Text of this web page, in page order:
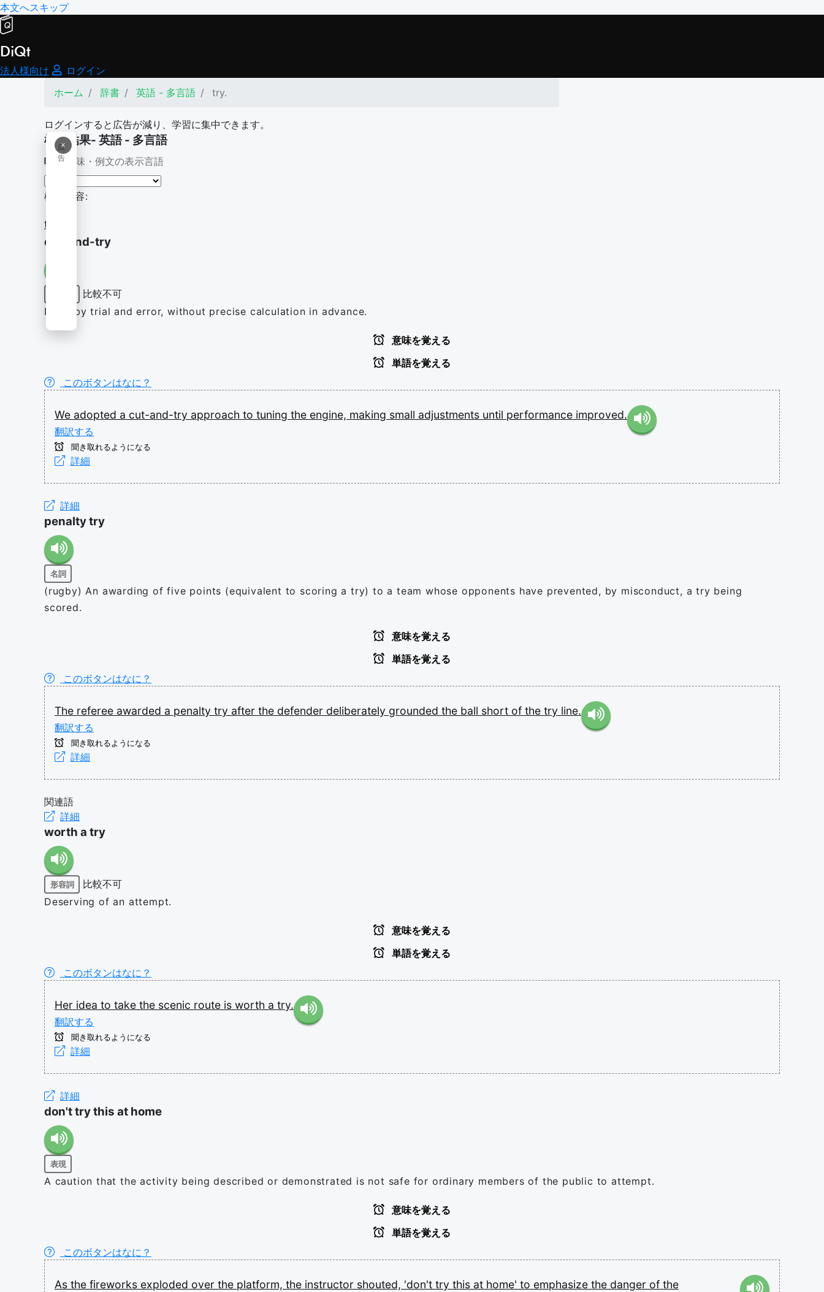
本文へスキップ
DiQt
法人様向け
ログイン
ホーム
辞書 英語 - 多言語 try.
ログインすると広告が減り、学習に集中できます。
×
広
告
検索結果- 英語 - 多言語
意味・例文の表示言語
検索内容:
try.
cut-and-try
比較不可
Done by trial and error, without precise calculation in advance.
意味を覚える
単語を覚える
このボタンはなに？
We adopted a cut-and-try approach to tuning the engine, making small adjustments until performance improved.
翻訳する
聞き取れるようになる
詳細
詳細
penalty try
名詞
(rugby) An awarding of five points (equivalent to scoring a try) to a team whose opponents have prevented, by misconduct, a try being
scored.
意味を覚える
単語を覚える
このボタンはなに？
The referee awarded a penalty try after the defender deliberately grounded the ball short of the try line.
翻訳する
聞き取れるようになる
詳細
関連語
詳細
worth a try
形容詞
比較不可
Deserving of an attempt.
意味を覚える
単語を覚える
このボタンはなに？
Her idea to take the scenic route is worth a try.
翻訳する
聞き取れるようになる
詳細
詳細
don't try this at home
表現
A caution that the activity being described or demonstrated is not safe for ordinary members of the public to attempt.
意味を覚える
単語を覚える
このボタンはなに？
As the fireworks exploded over the platform, the instructor shouted, 'don't try this at home' to emphasize the danger of the